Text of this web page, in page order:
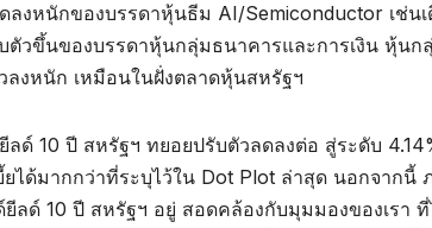
ลงหนักของบรรดาหุ้นธีม AI/Semiconductor เช่น
ตัวขึ้นของบรรดาหุ้นกลุ่มธนาคารและการเงิน หุ้นก
ลงหนัก เหมือนในฝั่งตลาดหุ้นสหรัฐฯ
ด์ 10 ปี สหรัฐฯ ทยอยปรับตัวลดลงต่อ สู่ระดับ
ได้มากกว่าที่ระบุไว้ใน Dot Plot ล่าสุด นอกจากนี้
ลด์ 10 ปี สหรัฐฯ อยู่ สอดคล้องกับมุมมองของเรา